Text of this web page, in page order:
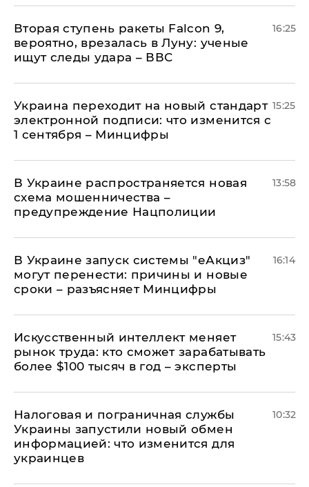
Вторая ступень ракеты Falcon 9,
вероятно, врезалась в Луну: ученые
ищут следы удара – ВВС
16:25
Украина переходит на новый стандарт
электронной подписи: что изменится с
1 сентября – Минцифры
15:25
В Украине распространяется новая
схема мошенничества –
предупреждение Нацполиции
13:58
В Украине запуск системы "еАкциз"
могут перенести: причины и новые
сроки – разъясняет Минцифры
16:14
Искусственный интеллект меняет
рынок труда: кто сможет зарабатывать
более $100 тысяч в год – эксперты
15:43
Налоговая и пограничная службы
Украины запустили новый обмен
информацией: что изменится для
украинцев
10:32